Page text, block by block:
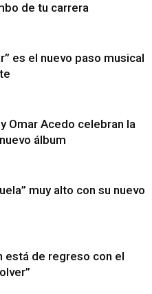
de tu carrera
es el nuevo paso musical
Omar Acedo celebran la
álbum
muy alto con su nuevo
está de regreso con el